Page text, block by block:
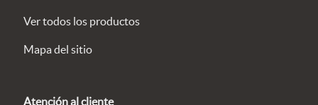
Ver todos los productos
Mapa del sitio
Atención al cliente